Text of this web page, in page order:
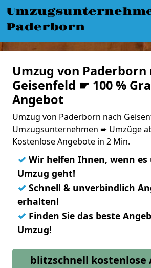
Paderborn
Umzug von Paderborn
Geisenfeld ☛ 100 %
Angebot
Umzug von Paderborn nach
Umzugsunternehmen ➨ Umzüge
Kostenlose Angebote in 2 Min.
✓ Wir helfen Ihnen, wenn
Umzug geht!
✓ Schnell & unverbindlich
erhalten!
✓ Finden Sie das beste
Umzug!
blitzschnell kostenlose